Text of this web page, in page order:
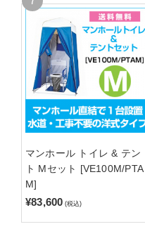
マンホール トイレ & テン
ト Mセット [VE100M/PTA
M]
¥83,600 (税込)